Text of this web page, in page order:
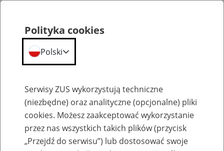
Wyniki wyszukiwania
Doprecyzuj czego szukasz
Polityka cookies
Polski
Serwisy ZUS wykorzystują techniczne
(niezbędne) oraz analityczne (opcjonalne) pliki
cookies. Możesz zaakceptować wykorzystanie
przez nas wszystkich takich plików (przycisk
„Przejdź do serwisu”) lub dostosować swoje